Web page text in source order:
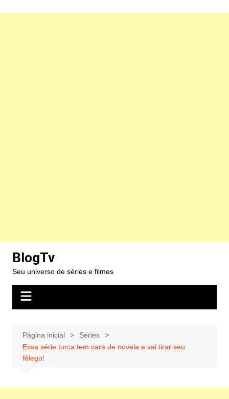
para
conteúdo
BlogTv
Seu universo de séries e filmes
Página inicial
Séries
Essa série turca tem cara de novela e vai tirar seu
fôlego!